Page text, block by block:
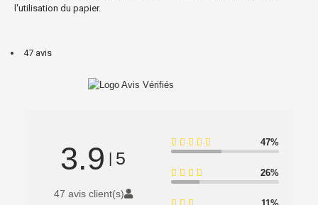
l'utilisation du papier.
47 avis
3.9 5
47 avis client(s)
47%
26%